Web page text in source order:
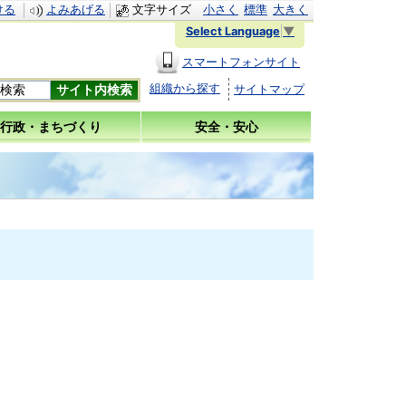
文字サイズ 小さく 標準 大きく
る
よみあげる
Select Language ▼
スマートフォンサイト
組織から探す
サイトマップ
行政・まちづくり 安全・安心